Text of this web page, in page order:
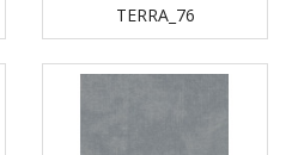
TERRA_76